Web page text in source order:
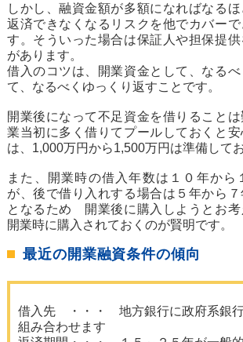
しかし、融資金額が多額になればなる
返済できなくなるリスクを他でカバーで
す。そういった場合は保証人や担保提
があります。
借入のコツは、開業資金として、なるべ
て、なるべくゆっくり返すことです。
開業後になって不足資金を借りること
業当初に多く借りてプールしておくと
は、1,000万円から1,500万円は準備して
また、開業時の借入年数は１０年から
が、後で借り入れする場合は５年から
となるため 開業後に購入しようとお考
開業時に購入されておくのが賢明です。
最近の開業融資条件の傾向
借入先 ・・・ 地方銀行に政府系銀
組み合わせます